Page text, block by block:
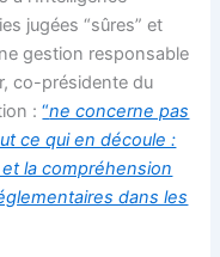
jugées “sûres” et
gestion responsable
co-présidente du
:“ne concerne pas
ce qui en découle :
la compréhension
dans les